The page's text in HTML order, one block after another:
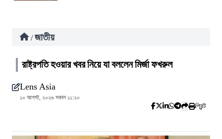
/ জাতীয়
রাষ্ট্রপতি হওয়ার খবর নিয়ে যা বললেন মির্জা ফখরুল
Lens Asia
১০ আগস্ট, ২০২৬ সকাল ১১:২০
প্রিন্ট